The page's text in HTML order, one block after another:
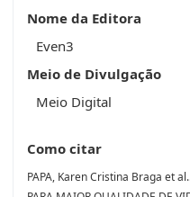
Nome da Editora
Even3
Meio de Divulgação
Meio Digital
Como citar
PAPA, Karen Cristina Braga et